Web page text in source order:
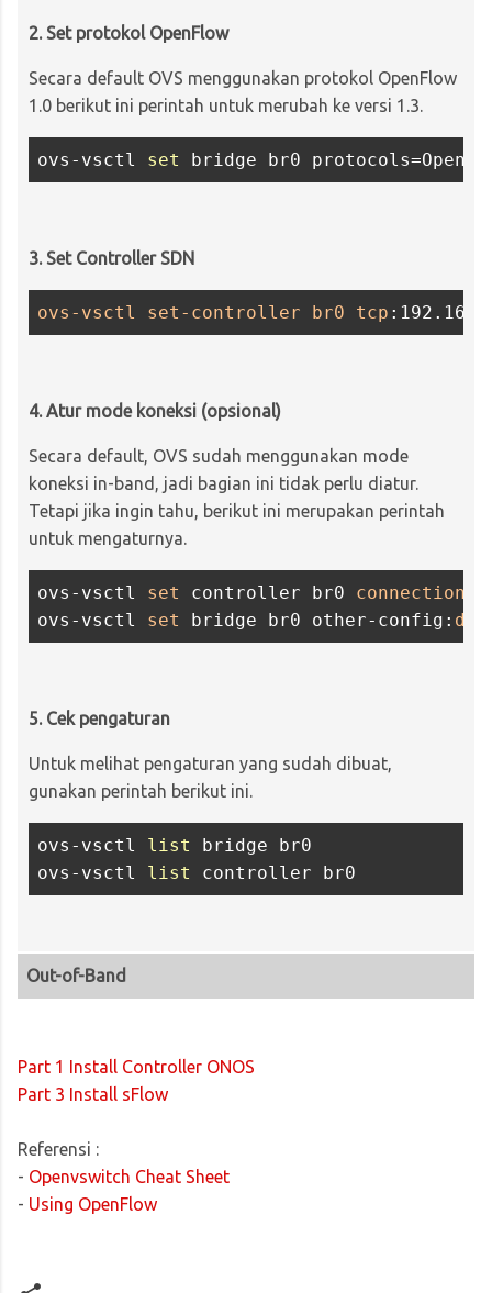
2. Set protokol OpenFlow
Secara default OVS menggunakan protokol OpenFlow
1.0 berikut ini perintah untuk merubah ke versi 1.3.
ovs-vsctl set
3. Set Controller SDN
ovs-vsctl set-controller br0 tcp
4. Atur mode koneksi (opsional)
Secara default, OVS sudah menggunakan mode
koneksi in-band, jadi bagian ini tidak perlu diatur.
Tetapi jika ingin tahu, berikut ini merupakan perintah
untuk mengaturnya.
ovs-vsctl set controller br0 connection
ovs-vsctl set bridge br0 other-config:
5. Cek pengaturan
Untuk melihat pengaturan yang sudah dibuat,
gunakan perintah berikut ini.
ovs-vsctl list
bridge br0
ovs-vsctl list
Out-of-Band
Part 1 Install Controller ONOS
Part 3 Install sFlow
Referensi :
- Openvswitch Cheat Sheet
- Using OpenFlow